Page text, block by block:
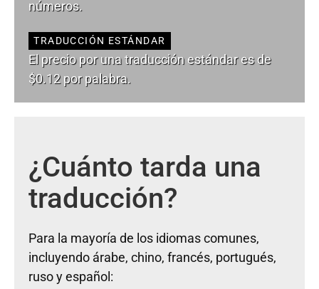
números.
TRADUCCIÓN ESTÁNDAR
El precio por una traducción estándar es de
$0.12 por palabra.
¿Cuánto tarda una
traducción?
Para la mayoría de los idiomas comunes,
incluyendo árabe, chino, francés, portugués,
ruso y español: